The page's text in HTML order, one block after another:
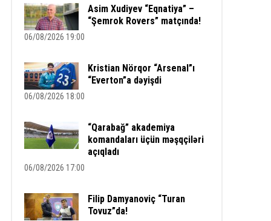
Asim Xudiyev “Eqnatiya” –
“Şemrok Rovers” matçında!
06/08/2026 19:00
Kristian Nörqor “Arsenal”ı
“Everton”a dəyişdi
06/08/2026 18:00
“Qarabağ” akademiya
komandaları üçün məşqçiləri
açıqladı
06/08/2026 17:00
Filip Damyanoviç “Turan
Tovuz”da!